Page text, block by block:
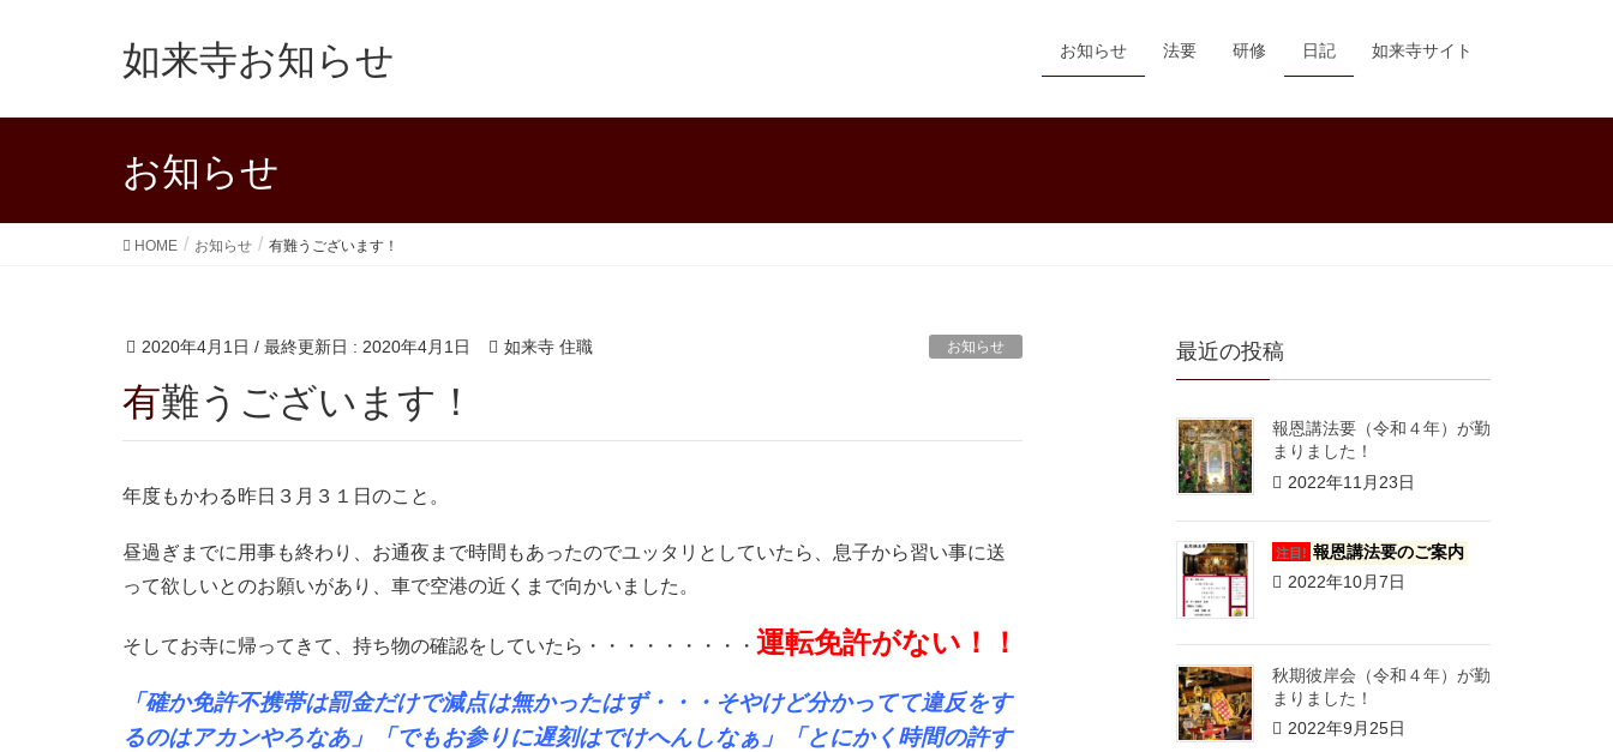
如来寺お知らせ お知らせ 法要 研修 日記 如来寺サイト
お知らせ
HOME お知らせ 有難うございます！
2020年4月1日 / 最終更新日 : 2020年4月1日 如来寺 住職 お知らせ
有難うございます！
年度もかわる昨日３月３１日のこと。
昼過ぎまでに用事も終わり、お通夜まで時間もあったのでユッタリとしていたら、息子から習い事に送
って欲しいとのお願いがあり、車で空港の近くまで向かいました。
そしてお寺に帰ってきて、持ち物の確認をしていたら・・・・・・・・・ 運転免許がない！！
「確か免許不携帯は罰金だけで減点は無かったはず・・・そやけど分かってて違反をす
るのはアカンやろなあ」「でもお参りに遅刻はでけへんしなぁ」「とにかく時間の許す
最近の投稿
報恩講法要（令和４年）が勤
まりました！
2022年11月23日
注目! 報恩講法要のご案内
2022年10月7日
秋期彼岸会（令和４年）が勤
まりました！
2022年9月25日